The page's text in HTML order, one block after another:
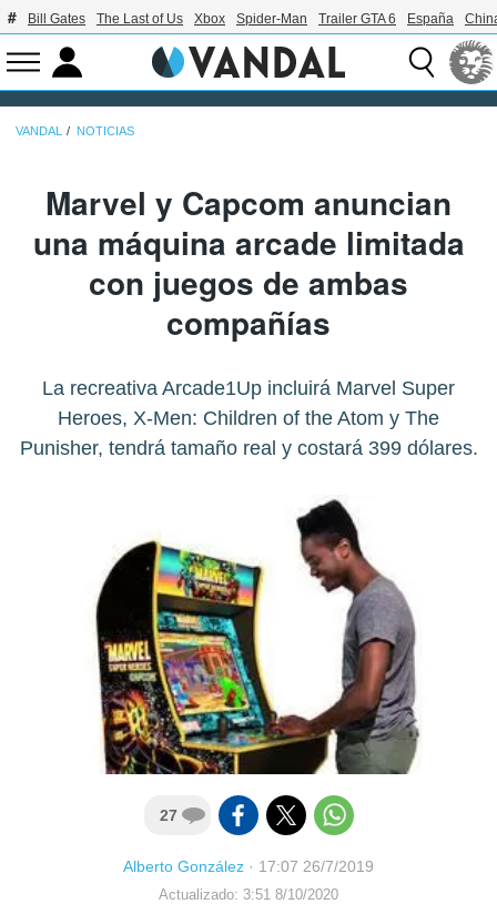
Bill Gates The Last of Us Xbox Spider-Man Trailer GTA 6 España
VANDAL NOTICIAS
Marvel y Capcom anuncian
una máquina arcade limitada
con juegos de ambas
compañías
La recreativa Arcade1Up incluirá Marvel Super
Heroes, X-Men: Children of the Atom y The
Punisher, tendrá tamaño real y costará 399 dólares.
27
Alberto González · 17:07 26/7/2019
Actualizado: 3:51 8/10/2020